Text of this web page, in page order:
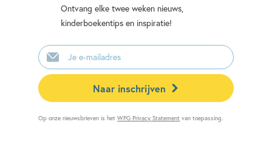
Ontvang elke twee weken nieuws,
kinderboekentips en inspiratie!
E-
mailadres
Naar inschrijven
Op onze nieuwsbrieven is hetWPG Privacy Statement van toepassing.